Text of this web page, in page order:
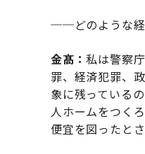
──どのような経
金髙：私は警察
罪、経済犯罪、
象に残っている
人ホームをつく
便宜を図ったと